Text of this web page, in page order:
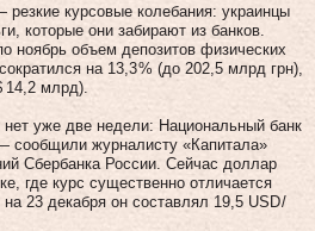
курсовые колебания: украинцы
которые они забирают из банков.
ноябрь объем депозитов физических
на 13,3 % (до 202,5 млрд грн),
млрд).
уже две недели: Национальный банк
сообщили журналисту «Капитала»
Сбербанка России. Сейчас доллар
где курс существенно отличается
23 декабря он составлял 19,5 USD /